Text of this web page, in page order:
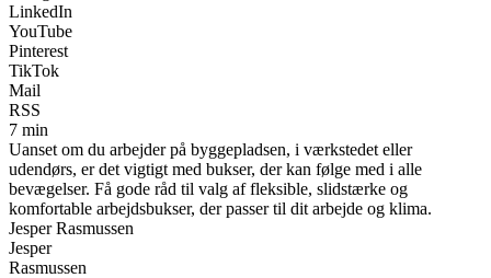
LinkedIn
YouTube
Pinterest
TikTok
Mail
RSS
7 min
Uanset om du arbejder på byggepladsen, i værkstedet eller
udendørs, er det vigtigt med bukser, der kan følge med i alle
bevægelser. Få gode råd til valg af fleksible, slidstærke og
komfortable arbejdsbukser, der passer til dit arbejde og klima.
Jesper Rasmussen
Jesper
Rasmussen